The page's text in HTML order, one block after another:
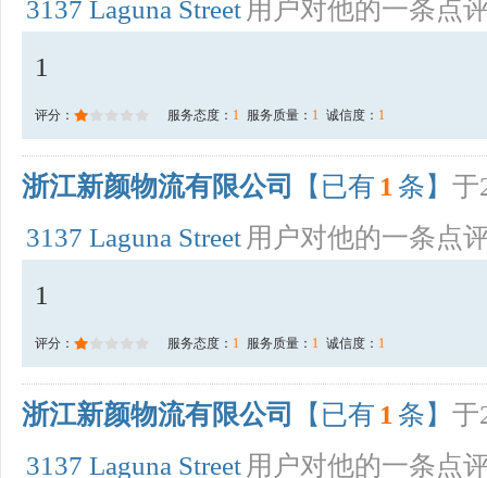
3137 Laguna Street 用户对他的一条点
1
评分： 服务态度： 1 服务质量： 1 诚信度： 1
浙江新颜物流有限公司 【已有 1 条】 于
3137 Laguna Street 用户对他的一条点
1
评分： 服务态度： 1 服务质量： 1 诚信度： 1
浙江新颜物流有限公司 【已有 1 条】 于
3137 Laguna Street 用户对他的一条点